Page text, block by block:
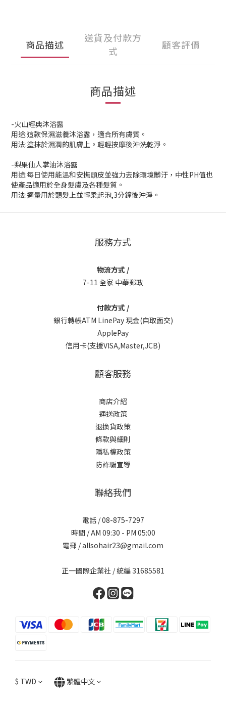
商品描述
送貨及付款方
式
顧客評價
商品描述
-火山經典沐浴露
用途:這款保濕滋養沐浴露，適合所有膚質。
用法:塗抹於濕潤的肌膚上。輕輕按摩後沖洗乾淨。
-梨果仙人掌油沐浴露
用途:每日使用能溫和安撫頭皮並強力去除環境髒汙，中性PH值也
使產品適用於全身髮膚及各種髮質。
用法:適量用於頭髮上並輕柔起泡,3分鐘後沖淨。
服務方式
物流方式 /
7-11 全家 中華郵政
付款方式 /
銀行轉帳ATM LinePay 現金(自取面交)
ApplePay
信用卡(支援VISA,Master,JCB)
顧客服務
商店介紹
運送政策
退換貨政策
條款與細則
隱私權政策
防詐騙宣導
聯絡我們
電話 / 08-875-7297
時間 / AM 09:30 - PM 05:00
電郵 / allsohair23@gmail.com
正一國際企業社 / 統編 31685581
$ TWD 繁體中文